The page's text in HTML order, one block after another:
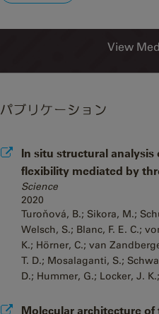
View
パブリケーション
In situ structural analysis
flexibility mediated by
Science
2020
Turoňová, B.; Sikora, M.;
Welsch, S.; Blanc, F. E. C.;
K.; Hörner, C.; van
T. D.; Mosalaganti, S.;
D.; Hummer, G.; Locker, J.
Molecular architecture of